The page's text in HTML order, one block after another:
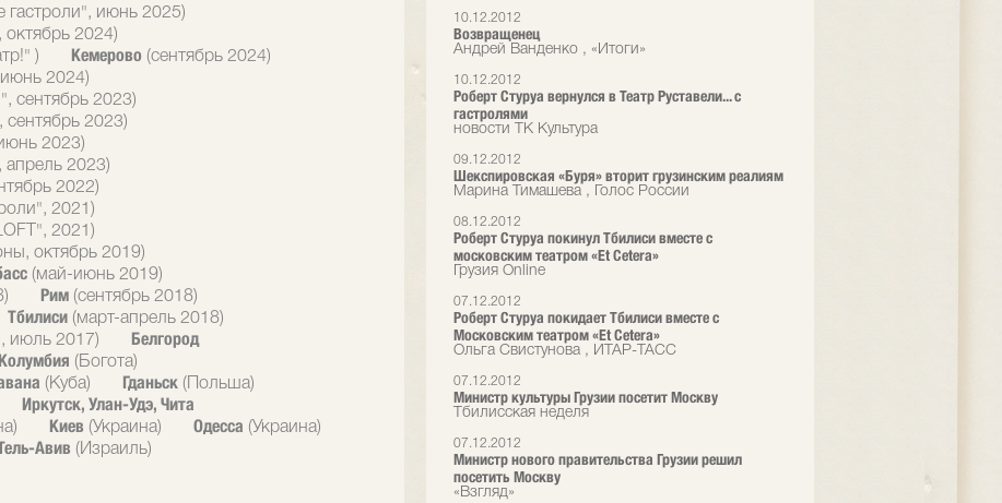
10.12.2012
Возвращенец
Андрей Ванденко , «Итоги»
10.12.2012
Роберт Стуруа вернулся в Театр Руставели... с
гастролями
новости ТК Культура
09.12.2012
Шекспировская «Буря» вторит грузинским реалиям
Марина Тимашева , Голос России
08.12.2012
Роберт Стуруа покинул Тбилиси вместе с
московским театром «Et Cetera»
Грузия Online
07.12.2012
Роберт Стуруа покидает Тбилиси вместе с
Московским театром «Et Cetera»
Ольга Свистунова , ИТАР-ТАСС
07.12.2012
Министр культуры Грузии посетит Москву
Тбилисская неделя
07.12.2012
Министр нового правительства Грузии решил
посетить Москву
«Взгляд»
гастроли", июнь 2025)
2024)
) Кемерово (сентябрь 2024)
2024)
сентябрь 2023)
2023)
2023)
апрель 2023)
2022)
2021)
2021)
октябрь 2019)
(май-июнь 2019)
Рим (сентябрь 2018)
Тбилиси (март-апрель 2018)
июль 2017)
Белгород
(Богота)
(Куба) Гданьск (Польша)
Иркутск, Улан-Удэ, Чита
Киев (Украина) Одесса (Украина)
Авив (Израиль)